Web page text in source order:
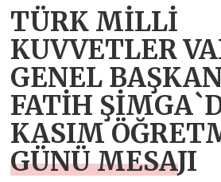
TÜRK MİLLİ
KUVVETLER
GENEL
FATİH
KASIM
GÜNÜ MESAJI